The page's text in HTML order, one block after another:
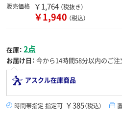
販売価格 ￥1,764 （税抜き）
￥1,940 （税込）
在庫： 2点
お届け日： 今から14時間58分以内のご注
アスクル在庫商品
時間帯指定 指定可 ￥385（税込）